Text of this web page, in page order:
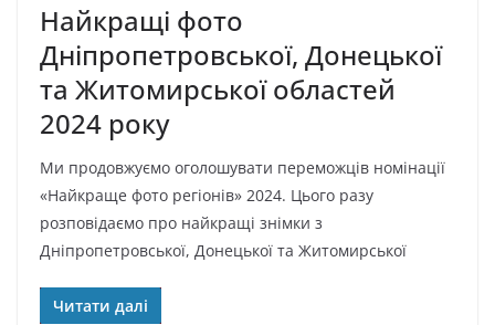
Найкращі фото
Дніпропетровської, Донецької
та Житомирської областей
2024 року
Ми продовжуємо оголошувати переможців номінації
«Найкраще фото регіонів» 2024. Цього разу
розповідаємо про найкращі знімки з
Дніпропетровської, Донецької та Житомирської
Читати далі